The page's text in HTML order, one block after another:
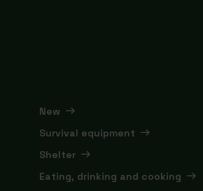
New
Survival equipment
Shelter
Eating, drinking and cooking